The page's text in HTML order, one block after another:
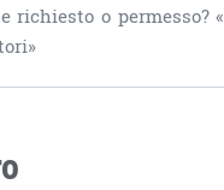
o permesso?